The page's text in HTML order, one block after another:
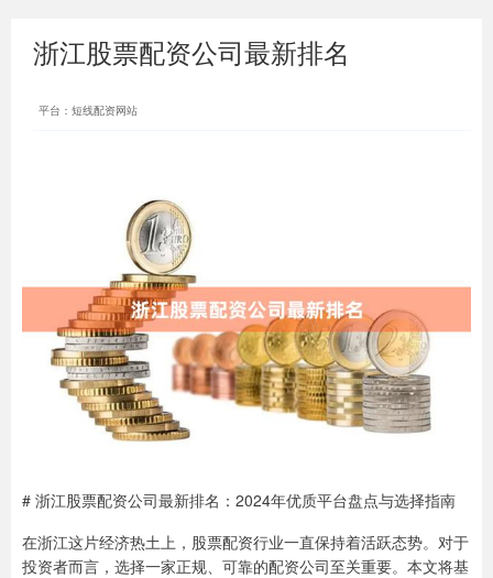
浙江股票配资公司最新排名
平台：短线配资网站
# 浙江股票配资公司最新排名：2024年优质平台盘点与选择指南
在浙江这片经济热土上，股票配资行业一直保持着活跃态势。对于
投资者而言，选择一家正规、可靠的配资公司至关重要。本文将基